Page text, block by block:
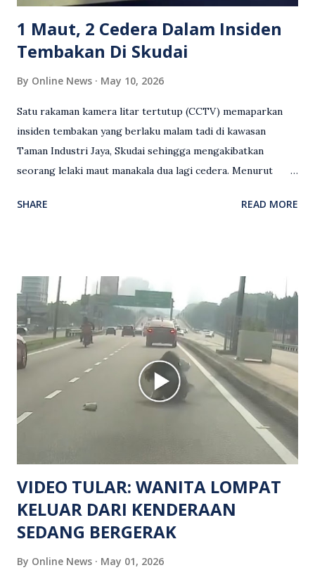
terhadap wanita dipercayai menjadi mangs...
1 Maut, 2 Cedera Dalam Insiden
Tembakan Di Skudai
By Online News May 10, 2026
Satu rakaman kamera litar tertutup (CCTV) memaparkan
insiden tembakan yang berlaku malam tadi di kawasan
Taman Industri Jaya, Skudai sehingga mengakibatkan
seorang lelaki maut manakala dua lagi cedera. Menurut
kejadian berlaku sekitar jam 11 malam dan pihak polis
hiburan di kawasan berkenaan. Seorang mangsa disahkan
meninggal dunia di lokasi kejadian akibat terkena tembakan,
manakala seorang lagi mangsa mengalami kecederaan.
Turut dipercayai terdapat seorang lagi individu cedera
namun identitinya masih belum dikenal pasti selepas dibawa
keluar dari lokasi oleh kenalannya. Polis kini sedang giat
mengesan dua suspek yang masih bebas bagi membantu
siasatan lanjut. Kes disiasat mengikut Seksyen 302 Kanun
Keseksaan kerana membunuh. Orang ramai yang mempunyai
maklumat diminta t...
SHARE READ MORE
VIDEO TULAR: WANITA LOMPAT
KELUAR DARI KENDERAAN
SEDANG BERGERAK
By Online News May 01, 2026